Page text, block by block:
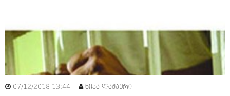
07/12/2018 13:44 ნიკა ლაშაური